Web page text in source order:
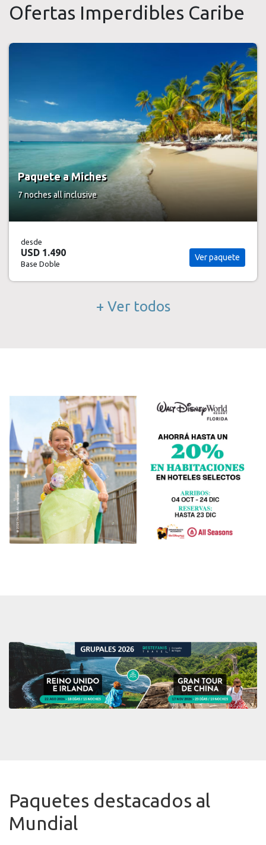
Ofertas Imperdibles Caribe
Paquete a Miches
7 nochesall inclusive
desde
USD 1.490
Base Doble
Ver paquete
+ Ver todos
Paquetes destacados al
Mundial